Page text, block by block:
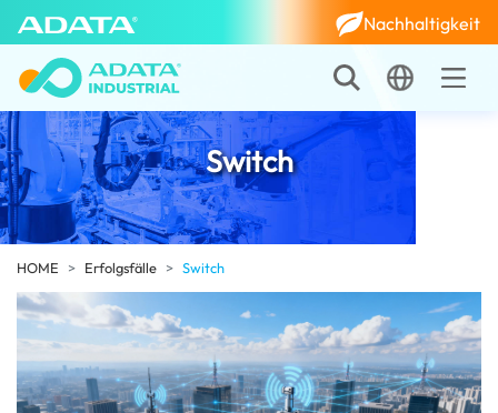
Nachhaltigkeit
Switch
HOME Erfolgsfälle Switch